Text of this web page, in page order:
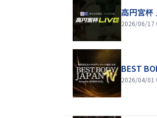
高円宮杯
2026/06/17
BEST
2026/04/01